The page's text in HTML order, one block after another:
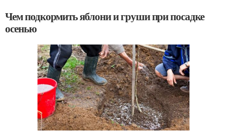
Чем подкормить яблони и груши при посадке
осенью